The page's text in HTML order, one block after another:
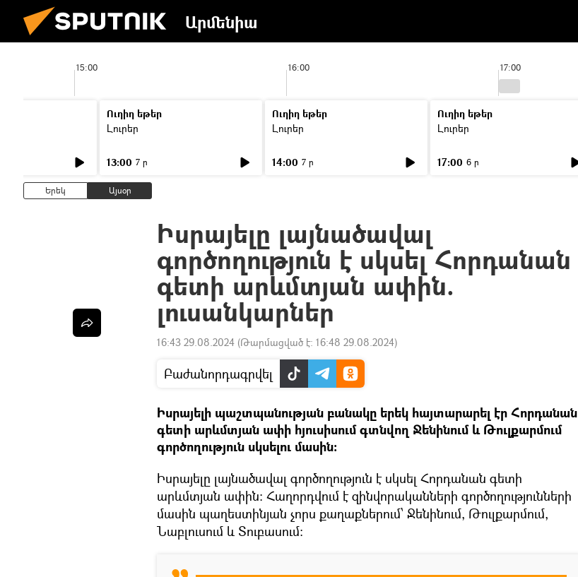
Արմենիա
15:00 16:00 17:00
Ուղիղ եթեր
Լուրեր
13:00 7 ր
Ուղիղ եթեր
Լուրեր
14:00 7 ր
Ուղիղ եթեր
Լուրեր
17:00 6 ր
Երեկ Այսօր
Իսրայելը լայնածավալ
գործողություն է սկսել Հորդանան
գետի արևմտյան ափին.
լուսանկարներ
16:43 29.08.2024 (Թարմացված է: 16:48 29.08.2024)
Բաժանորդագրվել
Իսրայելի պաշտպանության բանակը երեկ հայտարարել էր Հորդանան
գետի արևմտյան ափի հյուսիսում գտնվող Ջենինում և Թուլքարմում
գործողություն սկսելու մասին:
Իսրայելը լայնածավալ գործողություն է սկսել Հորդանան գետի
արևմտյան ափին։ Հաղորդվում է զինվորականների գործողությունների
մասին պաղեստինյան չորս քաղաքներում՝ Ջենինում, Թուլքարմում,
Նաբլուսում և Տուբասում: